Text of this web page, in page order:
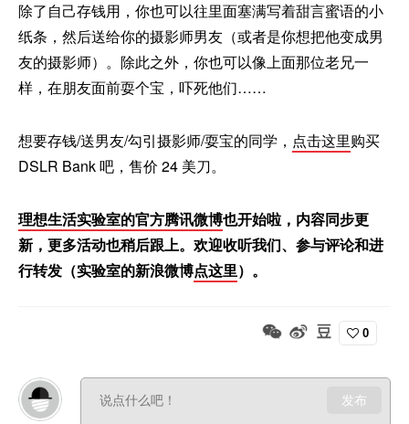
除了自己存钱用，你也可以往里面塞满写着甜言蜜语的小
纸条，然后送给你的摄影师男友（或者是你想把他变成男
友的摄影师）。除此之外，你也可以像上面那位老兄一
样，在朋友面前耍个宝，吓死他们……
想要存钱/送男友/勾引摄影师/耍宝的同学， 点击这里购买
DSLR Bank 吧，售价 24 美刀。
理想生活实验室的官方腾讯微博也开始啦，内容同步更
新，更多活动也稍后跟上。欢迎收听我们、参与评论和进
行转发（实验室的新浪微博点这里）。
0
发布